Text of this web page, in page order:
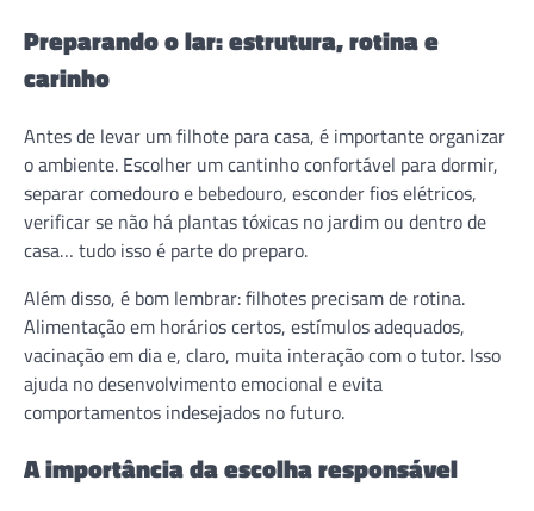
Preparando o lar: estrutura, rotina e
carinho
Antes de levar um filhote para casa, é importante organizar
o ambiente. Escolher um cantinho confortável para dormir,
separar comedouro e bebedouro, esconder fios elétricos,
verificar se não há plantas tóxicas no jardim ou dentro de
casa… tudo isso é parte do preparo.
Além disso, é bom lembrar: filhotes precisam de rotina.
Alimentação em horários certos, estímulos adequados,
vacinação em dia e, claro, muita interação com o tutor. Isso
ajuda no desenvolvimento emocional e evita
comportamentos indesejados no futuro.
A importância da escolha responsável